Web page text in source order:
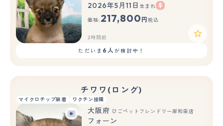
2026年5月11日 生まれ
価格: 217,800 円 税込
2時間前
ただいま 6人が検討中！
チワワ(ロング)
マイクロチップ装着 ワクチン接種
大阪府 ひごペットフレンドリー岸和田店
フォーン